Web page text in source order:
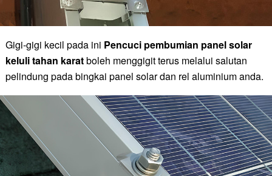
Gigi-gigi kecil pada ini Pencuci pembumian panel solar
keluli tahan karatboleh menggigit terus melalui salutan
pelindung pada bingkai panel solar dan rel aluminium anda.